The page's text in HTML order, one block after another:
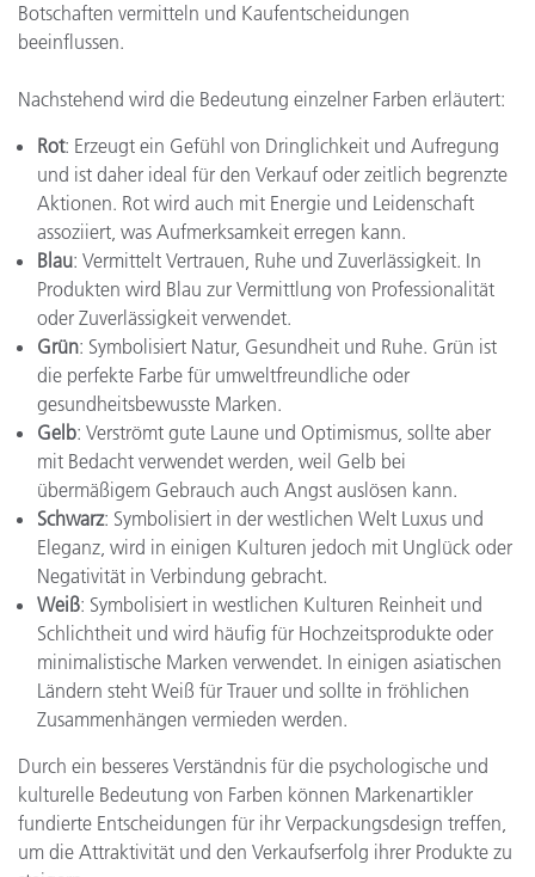
Botschaften vermitteln und Kaufentscheidungen
beeinflussen.
Nachstehend wird die Bedeutung einzelner Farben erläutert:
Rot: Erzeugt ein Gefühl von Dringlichkeit und Aufregung
und ist daher ideal für den Verkauf oder zeitlich begrenzte
Aktionen. Rot wird auch mit Energie und Leidenschaft
assoziiert, was Aufmerksamkeit erregen kann.
Blau: Vermittelt Vertrauen, Ruhe und Zuverlässigkeit. In
Produkten wird Blau zur Vermittlung von Professionalität
oder Zuverlässigkeit verwendet.
Grün: Symbolisiert Natur, Gesundheit und Ruhe. Grün ist
die perfekte Farbe für umweltfreundliche oder
gesundheitsbewusste Marken.
Gelb: Verströmt gute Laune und Optimismus, sollte aber
mit Bedacht verwendet werden, weil Gelb bei
übermäßigem Gebrauch auch Angst auslösen kann.
Schwarz: Symbolisiert in der westlichen Welt Luxus und
Eleganz, wird in einigen Kulturen jedoch mit Unglück oder
Negativität in Verbindung gebracht.
Weiß: Symbolisiert in westlichen Kulturen Reinheit und
Schlichtheit und wird häufig für Hochzeitsprodukte oder
minimalistische Marken verwendet. In einigen asiatischen
Ländern steht Weiß für Trauer und sollte in fröhlichen
Zusammenhängen vermieden werden.
Durch ein besseres Verständnis für die psychologische und
kulturelle Bedeutung von Farben können Markenartikler
fundierte Entscheidungen für ihr Verpackungsdesign treffen,
um die Attraktivität und den Verkaufserfolg ihrer Produkte zu